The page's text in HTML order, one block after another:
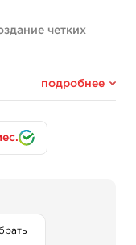
четких
картриджи в
очень
не могли
подробнее